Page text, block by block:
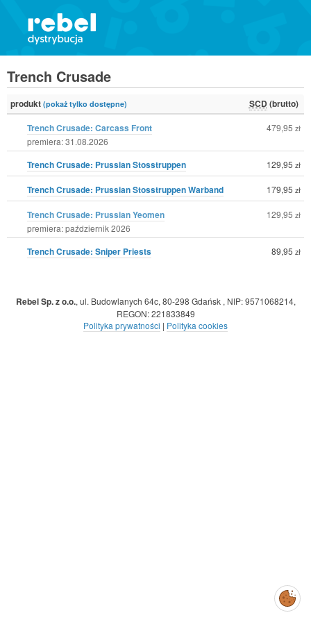
Trench Crusade
produkt (pokaż tylko dostępne) SCD (brutto)
Trench Crusade: Carcass Front
premiera: 31.08.2026
479,95 zł
Trench Crusade: Prussian Stosstruppen 129,95 zł
Trench Crusade: Prussian Stosstruppen Warband 179,95 zł
Trench Crusade: Prussian Yeomen
premiera: październik 2026
129,95 zł
Trench Crusade: Sniper Priests 89,95 zł
Rebel Sp. z o.o., ul. Budowlanych 64c, 80-298 Gdańsk, NIP: 9571068214,
REGON: 221833849
Polityka prywatności | Polityka cookies
Zarządzaj
preferencjami
cookies